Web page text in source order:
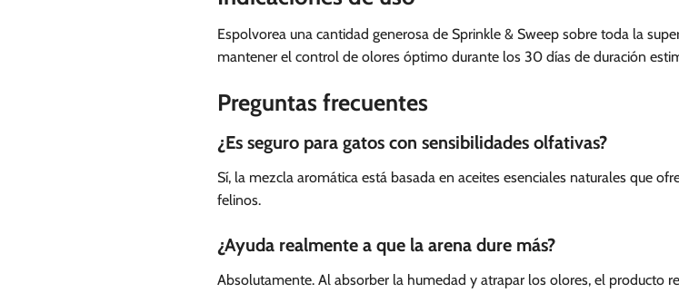
Espolvorea una cantidad generosa de Sprinkle & Sweep sobre toda la
mantener el control de olores óptimo durante los 30 días de duración
Preguntas frecuentes
¿Es seguro para gatos con sensibilidades olfativas?
Sí, la mezcla aromática está basada en aceites esenciales naturales que
felinos.
¿Ayuda realmente a que la arena dure más?
Absolutamente. Al absorber la humedad y atrapar los olores, el producto